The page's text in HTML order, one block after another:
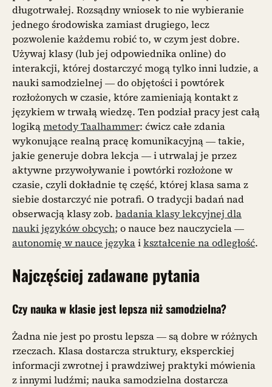
długotrwałej. Rozsądny wniosek to nie wybieranie
jednego środowiska zamiast drugiego, lecz
pozwolenie każdemu robić to, w czym jest dobre.
Używaj klasy (lub jej odpowiednika online) do
interakcji, której dostarczyć mogą tylko inni ludzie, a
nauki samodzielnej — do objętości i powtórek
rozłożonych w czasie, które zamieniają kontakt z
językiem w trwałą wiedzę. Ten podział pracy jest całą
logikąmetody Taalhammer: ćwicz całe zdania
wykonujące realną pracę komunikacyjną — takie,
jakie generuje dobra lekcja — i utrwalaj je przez
aktywne przywoływanie i powtórki rozłożone w
czasie, czyli dokładnie tę część, której klasa sama z
siebie dostarczyć nie potrafi. O tradycji badań nad
obserwacją klasy zob. badania klasy lekcyjnej dla
nauki języków obcych; o nauce bez nauczyciela —
autonomię w nauce językaikształcenie na odległość.
Najczęściej zadawane pytania
Czy nauka w klasie jest lepsza niż samodzielna?
Żadna nie jest po prostu lepsza — są dobre w różnych
rzeczach. Klasa dostarcza struktury, eksperckiej
informacji zwrotnej i prawdziwej praktyki mówienia
z innymi ludźmi; nauka samodzielna dostarcza